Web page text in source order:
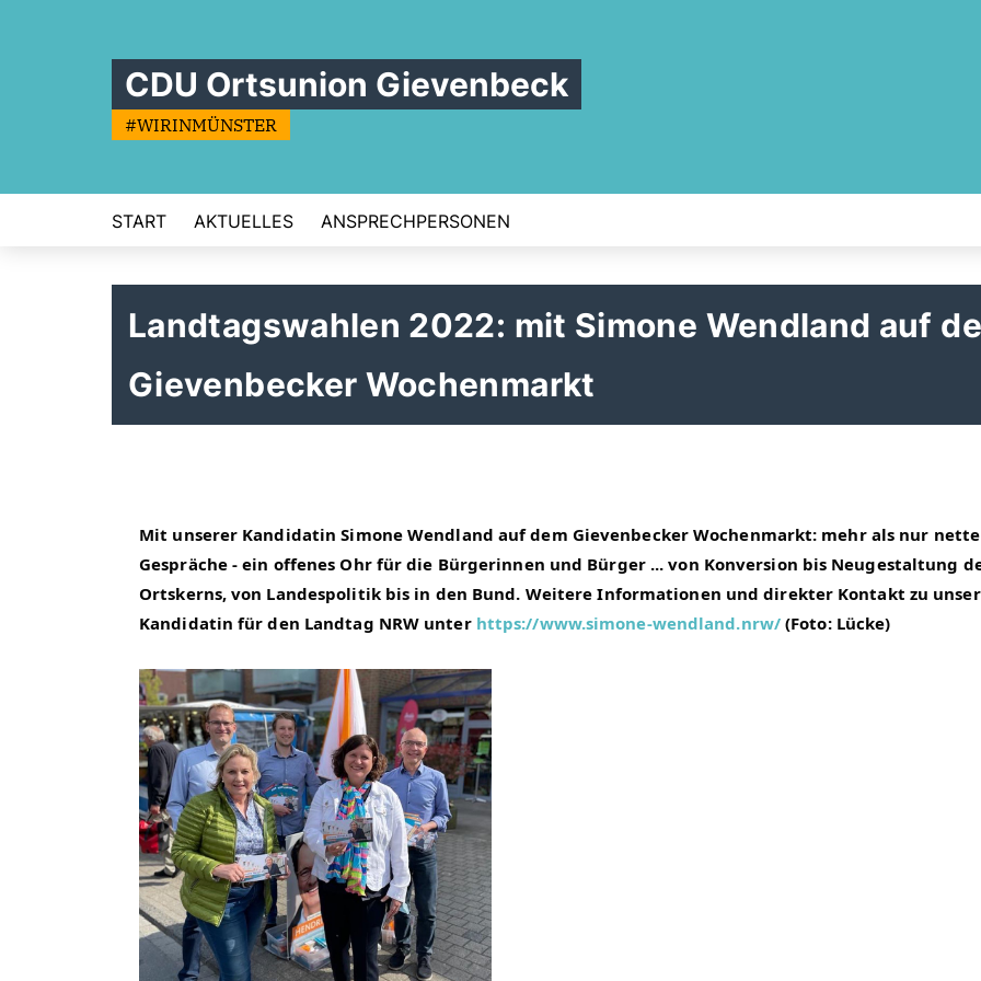
CDU Ortsunion Gievenbeck
#WIRINMÜNSTER
START AKTUELLES ANSPRECHPERSONEN
Landtagswahlen 2022: mit Simone Wendland auf
Gievenbecker Wochenmarkt
Mit unserer Kandidatin Simone Wendland auf dem Gievenbecker Wochenmarkt: mehr als nur nette
Gespräche - ein offenes Ohr für die Bürgerinnen und Bürger ... von Konversion bis Neugestaltung
Ortskerns, von Landespolitik bis in den Bund. Weitere Informationen und direkter Kontakt zu
Kandidatin für den Landtag NRW unter https://www.simone-wendland.nrw/ (Foto: Lücke)